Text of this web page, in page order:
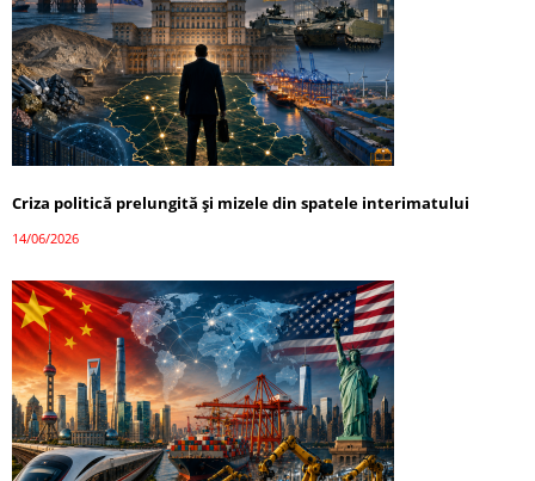
Criza politică prelungită și mizele din spatele interimatului
14/06/2026